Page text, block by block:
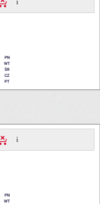
PN
WT
ŚR
CZ
PT
PN
WT